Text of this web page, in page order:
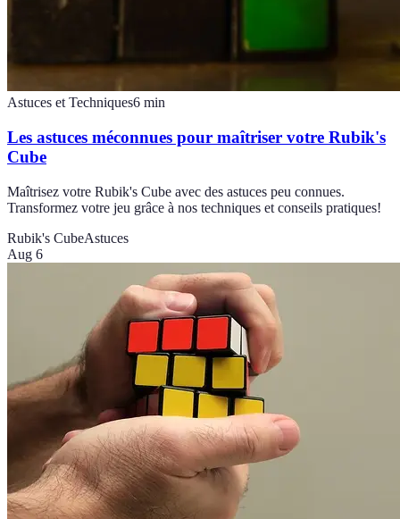
Astuces et Techniques6 min
Les astuces méconnues pour maîtriser votre Rubik's
Cube
Maîtrisez votre Rubik's Cube avec des astuces peu connues.
Transformez votre jeu grâce à nos techniques et conseils pratiques!
Rubik's CubeAstuces
Aug 6